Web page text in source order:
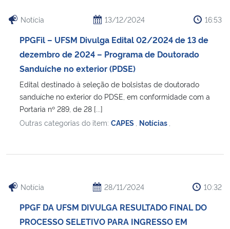
Notícia 13/12/2024 16:53
PPGFil – UFSM Divulga Edital 02/2024 de 13 de
dezembro de 2024 – Programa de Doutorado
Sanduíche no exterior (PDSE)
Edital destinado à seleção de bolsistas de doutorado
sanduíche no exterior do PDSE, em conformidade com a
Portaria nº 289, de 28 [...]
Outras categorias do item: CAPES Notícias
Notícia 28/11/2024 10:32
PPGF DA UFSM DIVULGA RESULTADO FINAL DO
PROCESSO SELETIVO PARA INGRESSO EM